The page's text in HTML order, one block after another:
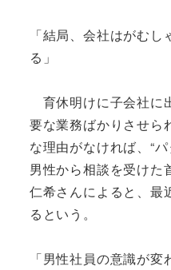
「結局、会社はがむ
る」
育休明けに子会社に
要な業務ばかりさせら
な理由がなければ、“パ
男性から相談を受けた
仁希さんによると、最
るという。
「男性社員の意識が